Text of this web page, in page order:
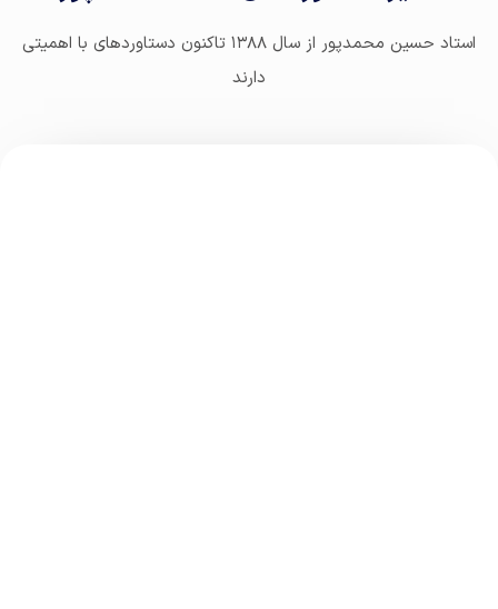
استاد حسین محمدپور از سال ۱۳۸۸ تاکنون دستاوردهای با اهمیتی
دارند